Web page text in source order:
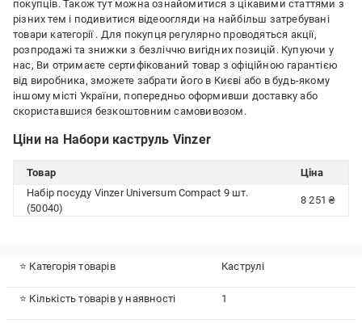
покупців. Також тут можна ознайомитися з цікавими статтями з
різних тем і подивитися відеоогляди на найбільш затребувані
товари категорії . Для покупця регулярно проводяться акції,
розпродажі та знижки з безліччю вигідних позицій. Купуючи у
нас, Ви отримаєте сертифікований товар з офіційною гарантією
від виробника, зможете забрати його в Києві або в будь-якому
іншому місті України, попередньо оформивши доставку або
скориставшися безкоштовним самовивозом.
Ціни на Набори каструль Vinzer
Товар
Ціна
Набір посуду Vinzer Universum Compact 9 шт.
(50040)
8 251 ₴
⭐ Категорія товарів Каструлі
⭐ Кількість товарів у наявності 1